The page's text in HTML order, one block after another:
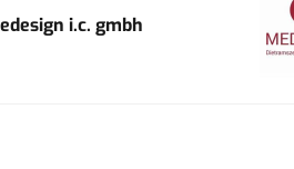
i.c. gmbh